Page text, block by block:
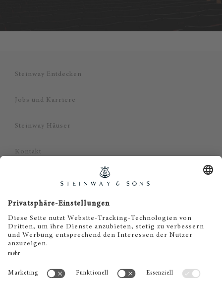
Steinway Entdecken
Jobs und Karriere
Steinway Häuser
Kontakt
Impressum
Haftungsausschluss
Cookie Zustimmung